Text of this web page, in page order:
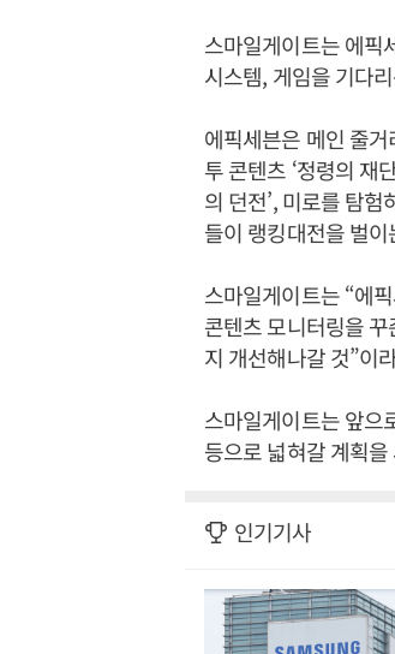
스마일게이트는 에픽
시스템, 게임을 기다
에픽세븐은 메인 줄거
투 콘텐츠 ‘정령의 재
의 던전’, 미로를 탐험
들이 랭킹대전을 벌이
스마일게이트는 “에
콘텐츠 모니터링을
지 개선해나갈 것”이
스마일게이트는 앞으
등으로 넓혀갈 계획
인기기사